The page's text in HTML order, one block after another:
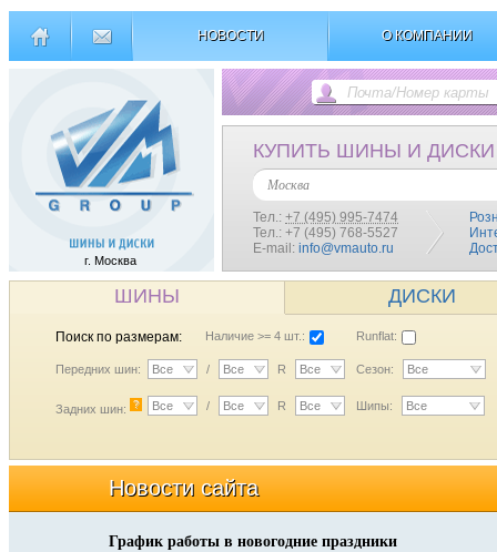
НОВОСТИ О КОМПАНИИ
г. Москва
КУПИТЬ ШИНЫ И ДИСКИ
Москва
Тел.: +7 (495) 995-7474
Тел.: +7 (495) 768-5527
E-mail: info@vmauto.ru
ШИНЫ ДИСКИ
Поиск по размерам: Наличие >= 4 шт.: Runflat:
Передних шин: Все / Все R Все Сезон: Все
Задних шин: ? Все / Все R Все Шипы: Все
Новости сайта
График работы в новогодние праздники